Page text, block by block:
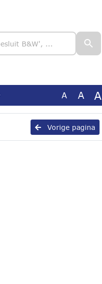
A A A
Vorige pagina